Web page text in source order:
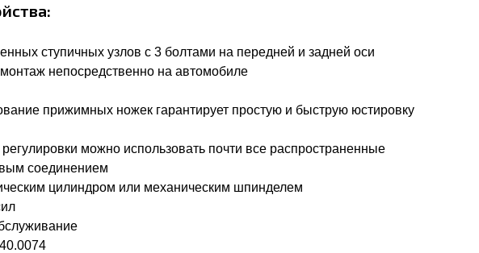
ступичных узлов с 3 болтами на передней и задней оси
непосредственно на автомобиле
прижимных ножек гарантирует простую и быструю юстировку
можно использовать почти все распространенные
соединением
цилиндром или механическим шпинделем